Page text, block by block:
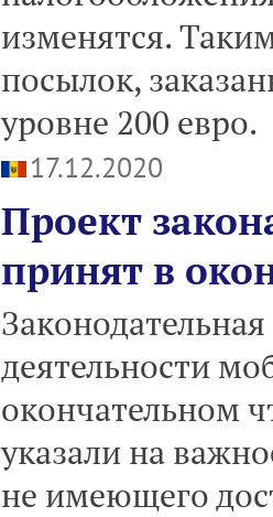
изменятся.
посылок,
уровне 200 евро.
17.12.2020
Проект
принят в
деятельности
окончательном
указали на
не имеющего